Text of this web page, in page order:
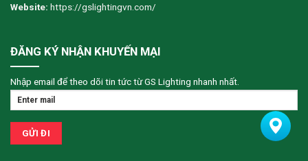
Website: https://gslightingvn.com/
ĐĂNG KÝ NHẬN KHUYẾN MẠI
Nhập email để theo dõi tin tức từ GS Lighting nhanh nhất.